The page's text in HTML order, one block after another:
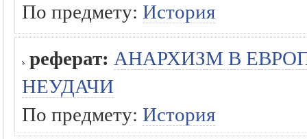
По предмету: История
реферат: АНАРХИЗМ В
НЕУДАЧИ
По предмету: История